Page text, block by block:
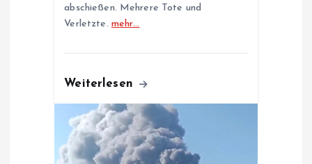
abschießen. Mehrere Tote und
Verletzte. mehr…
Weiterlesen